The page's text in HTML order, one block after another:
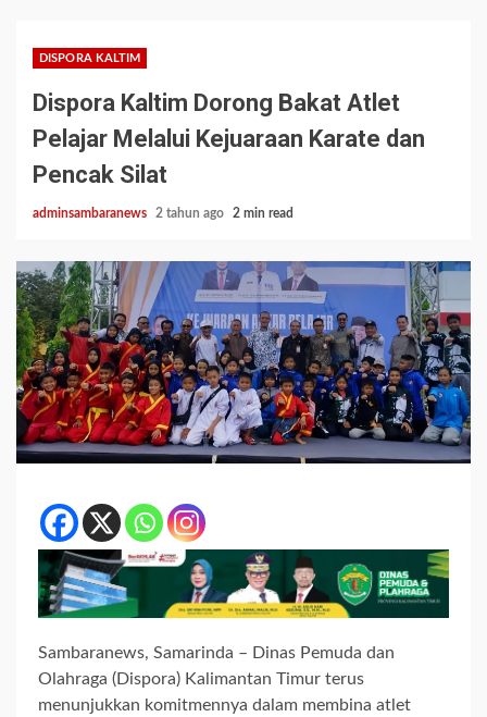
DISPORA KALTIM
Dispora Kaltim Dorong Bakat Atlet
Pelajar Melalui Kejuaraan Karate dan
Pencak Silat
adminsambaranews 2 tahun ago 2 min read
Sambaranews, Samarinda – Dinas Pemuda dan
Olahraga (Dispora) Kalimantan Timur terus
menunjukkan komitmennya dalam membina atlet